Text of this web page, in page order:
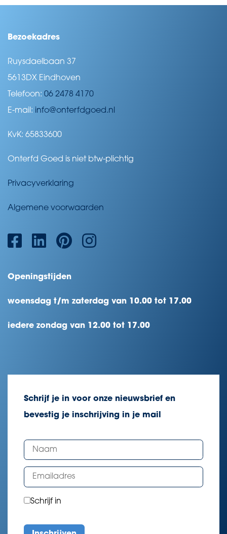
Bezoekadres
Ruysdaelbaan 37
5613DX Eindhoven
Telefoon: 06 2478 4170
E-mail: info@onterfdgoed.nl
KvK: 65833600
Onterfd Goed is niet btw-plichtig
Privacyverklaring
Algemene voorwaarden
Openingstijden
woensdag t/m zaterdag van 10.00 tot 17.00
iedere zondag van 12.00 tot 17.00
Schrijf je in voor onze nieuwsbrief en
bevestig je inschrijving in je mail
Schrijf in